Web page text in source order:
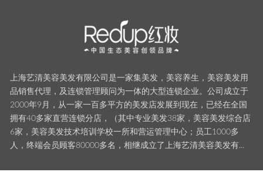
上海艺清美容美发有限公司是一家集美发，美容养生，美容美发用
品销售代理，及连锁管理顾问为一体的大型连锁企业。公司成立于
2000年9月，从一家一百多平方的美发店发展到现在，已经在全国
拥有40多家直营连锁分店，（其中专业美发38家，美容美发综合店
6家，美容美发技术培训学校一所和营运管理中心；员工1000多
人，终端会员顾客80000多名，相继成立了上海艺清美容美发有...